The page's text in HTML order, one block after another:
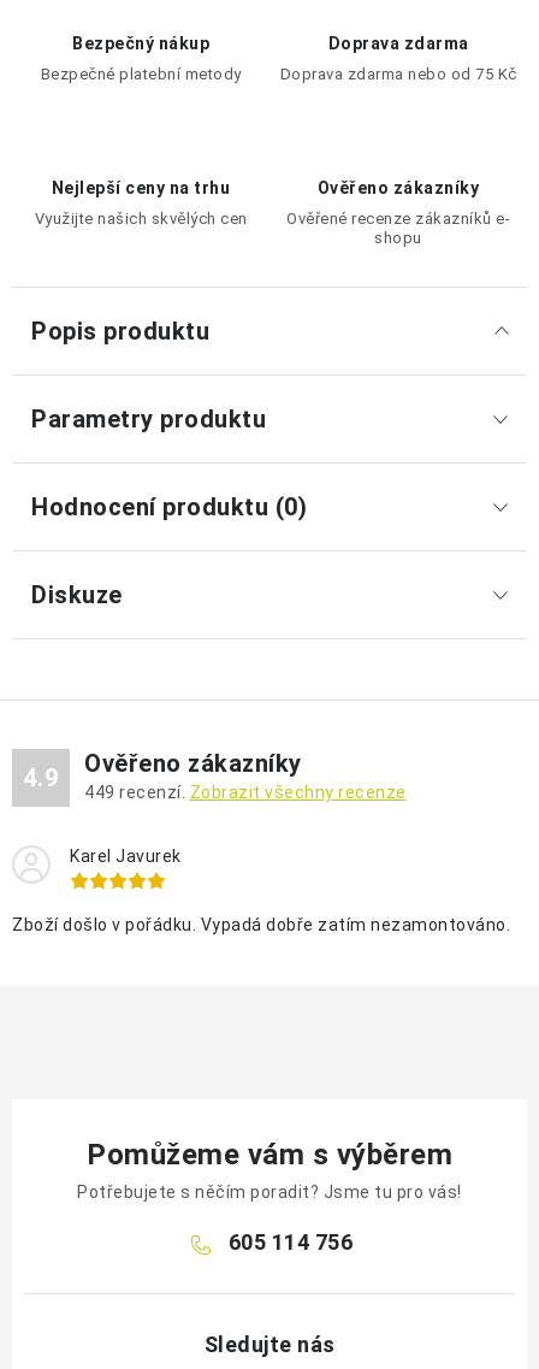
Bezpečný nákup
Bezpečné platební metody
Doprava zdarma
Doprava zdarma nebo od 75 Kč
Nejlepší ceny na trhu
Využijte našich skvělých cen
Ověřeno zákazníky
Ověřené recenze zákazníků e-
shopu
Popis produktu
Parametry produktu
Hodnocení produktu (0)
Diskuze
4.9 Ověřeno zákazníky
449 recenzí. Zobrazit všechny recenze
Karel Javurek
Zboží došlo v pořádku. Vypadá dobře zatím nezamontováno.
Pomůžeme vám s výběrem
Potřebujete s něčím poradit? Jsme tu pro vás!
605 114 756